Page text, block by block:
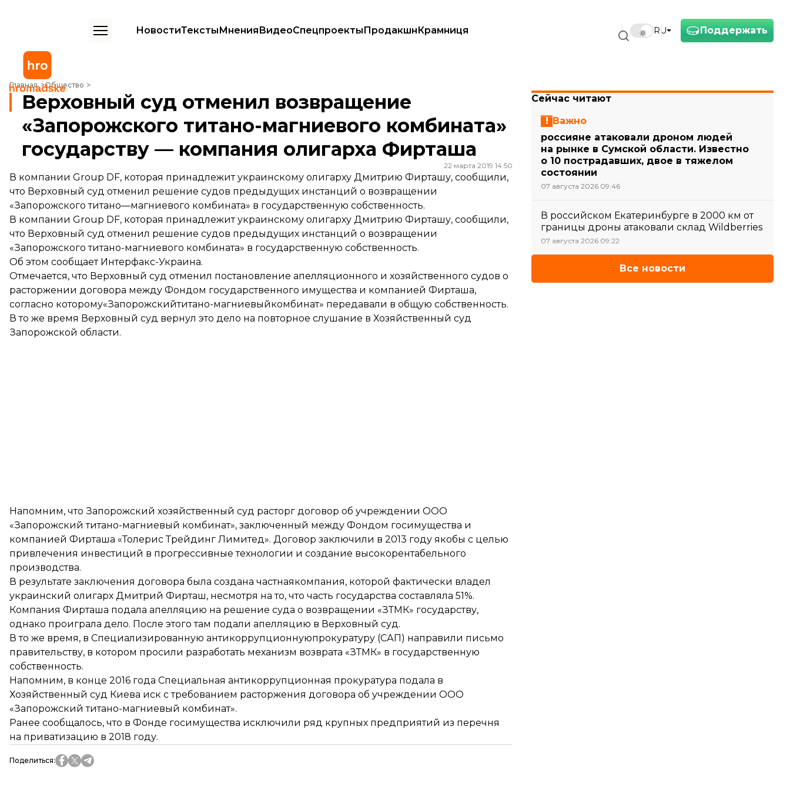
Поддержать
RU
НовостиТекстыМненияВидеоСпецпроектыПродакшнКрамниця
Главная Общество
Верховный суд отменил возвращение «Запорожского титано-магниевого комбината» государству — компания олигарха Фирташа
Верховный суд отменил возвращение
«Запорожского титано-магниевого комбината»
государству — компания олигарха Фирташа
22 марта 2019 14:50
В компании Group DF, которая принадлежит украинскому олигарху Дмитрию Фирташу, сообщили,
что Верховный суд отменил решение судов предыдущих инстанций о возвращении
«Запорожского титано—магниевого комбината» в государственную собственность.
В компании Group DF, которая принадлежит украинскому олигарху Дмитрию Фирташу, сообщили,
что Верховный суд отменил решение судов предыдущих инстанций о возвращении
«Запорожского титано-магниевого комбината» в государственную собственность.
Об этом сообщает Интерфакс-Украина.
Отмечается, что Верховный суд отменил постановление апелляционного и хозяйственного судов о
расторжении договора между Фондом государственного имущества и компанией Фирташа,
согласно которому«Запорожскийтитано-магниевыйкомбинат» передавали в общую собственность.
В то же время Верховный суд вернул это дело на повторное слушание в Хозяйственный суд
Запорожской области.
Напомним, что Запорожский хозяйственный суд расторг договор об учреждении ООО
«Запорожский титано-магниевый комбинат», заключенный между Фондом госимущества и
компанией Фирташа «Толерис Трейдинг Лимитед». Договор заключили в 2013 году якобы с целью
привлечения инвестиций в прогрессивные технологии и создание высокорентабельного
производства.
В результате заключения договора была создана частнаякомпания, которой фактически владел
украинский олигарх Дмитрий Фирташ, несмотря на то, что часть государства составляла 51%.
Компания Фирташа подала апелляцию на решение суда о возвращении «ЗТМК» государству,
однако проиграла дело. После этого там подали апелляцию в Верховный суд.
В то же время, в Специализированную антикоррупционнуюпрокуратуру (САП) направили письмо
правительству, в котором просили разработать механизм возврата «ЗТМК» в государственную
собственность.
Напомним, в конце 2016 года Специальная антикоррупционная прокуратура подала в
Хозяйственный суд Киева иск с требованием расторжения договора об учреждении ООО
«Запорожский титано-магниевый комбинат».
Ранее сообщалось, что в Фонде госимущества исключили ряд крупных предприятий из перечня
на приватизацию в 2018 году.
Поделиться:
Сейчас читают
Важно
россияне атаковали дроном людей
на рынке в Сумской области. Известно
о 10 пострадавших, двое в тяжелом
состоянии
07 августа 2026 09:46
В российском Екатеринбурге в 2000 км от
границы дроны атаковали склад Wildberries
07 августа 2026 09:22
Все новости